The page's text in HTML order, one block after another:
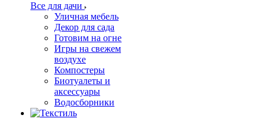
Все для дачи
Уличная мебель
Декор для сада
Готовим на огне
Игры на свежем
воздухе
Компостеры
Биотуалеты и
аксессуары
Водосборники